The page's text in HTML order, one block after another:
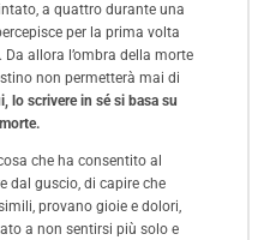
a quattro durante una
per la prima volta
allora l’ombra della morte
non permetterà mai di
lo scrivere in sé si basa su
che ha consentito al
dal guscio, di capire che
provano gioie e dolori,
a non sentirsi più solo e